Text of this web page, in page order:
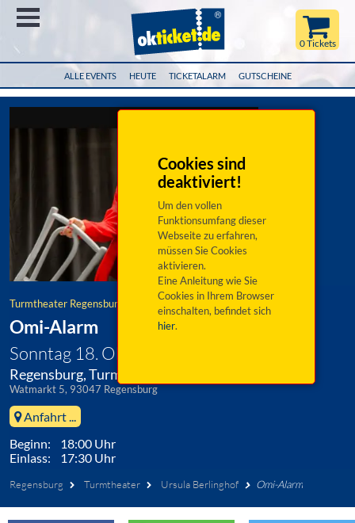
ALLE EVENTS HEUTE TICKETALARM GUTSCHEINE
0 Tickets
Cookies sind
deaktiviert!
Um den vollen
Funktionsumfang dieser
Webseite zu erfahren,
müssen Sie Cookies
aktivieren.
Eine Anleitung wie Sie
Cookies in Ihrem Browser
einschalten, befindet sich
hier.
Turmtheater Regensburg
Omi-Alarm
Sonntag 18. Oktober 2026
Regensburg, Turmtheater
Watmarkt 5, 93047 Regensburg
Anfahrt ...
Beginn: 18:00 Uhr
Einlass: 17:30 Uhr
Regensburg Turmtheater Ursula Berlinghof Omi-Alarm